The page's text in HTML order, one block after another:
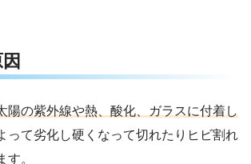
陽の紫外線や熱、酸化、ガラスに付着し
って劣化し硬くなって切れたりヒビ割れ
す。